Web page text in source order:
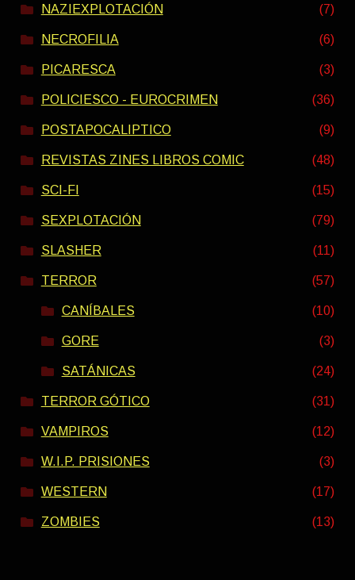
NAZIEXPLOTACIÓN (7)
NECROFILIA (6)
PICARESCA (3)
POLICIESCO - EUROCRIMEN (36)
POSTAPOCALIPTICO (9)
REVISTAS ZINES LIBROS COMIC (48)
SCI-FI (15)
SEXPLOTACIÓN (79)
SLASHER (11)
TERROR (57)
CANÍBALES (10)
GORE (3)
SATÁNICAS (24)
TERROR GÓTICO (31)
VAMPIROS (12)
W.I.P. PRISIONES (3)
WESTERN (17)
ZOMBIES (13)